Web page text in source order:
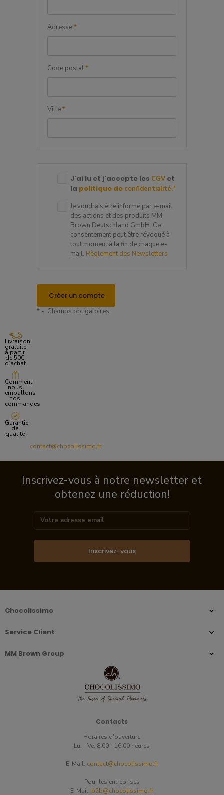
Adresse*
Code postal*
Ville*
J'ai lu et j'accepte les CGVet
la politique de confidentialité.*
Je voudrais être informé par e-mail
des actions et des produits MM
Brown Deutschland GmbH. Ce
consentement peut être révoqué à
tout moment à la fin de chaque e-
mail. Règlement des Newsletters
Créer un compte
* - Champs obligatoires
Livraison
gratuite
à partir
de 50€
d’achat
Comment
nous
emballons
nos
commandes
Garantie
de
qualité
contact@chocolissimo.fr
Inscrivez-vous à notre newsletter et
obtenez une réduction!
Inscrivez-vous
Chocolissimo
Service Client
MM Brown Group
Contacts
Horaires d'ouverture
Lu. - Ve. 8:00 - 16:00 heures
E-Mail: contact@chocolissimo.fr
Pour les entreprises
E-Mail: b2b@chocolissimo.fr